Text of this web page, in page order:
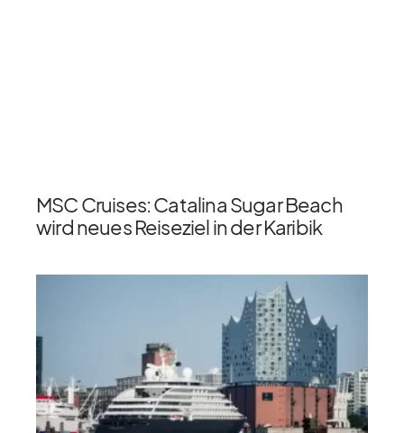
MSC Cruises: Catalina Sugar Beach
wird neues Reiseziel in der Karibik